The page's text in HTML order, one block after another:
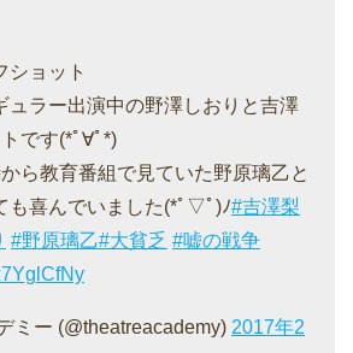
ショット
ュラー出演中の野澤しおりと吉澤
です(*ﾟ∀ﾟ*)
ら教育番組で見ていた野原璃乙と
も喜んでいました(*ﾟ▽ﾟ)ﾉ#吉澤梨
#野原璃乙#大貧乏 #嘘の戦争
ミー (@theatreacademy) 2017年2